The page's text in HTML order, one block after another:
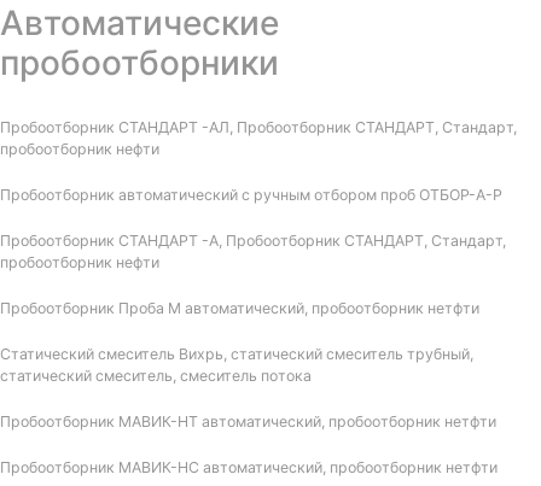
Автоматические
пробоотборники
Пробоотборник СТАНДАРТ -АЛ, Пробоотборник СТАНДАРТ, Стандарт,
пробоотборник нефти
Пробоотборник автоматический с ручным отбором проб ОТБОР-А-Р
Пробоотборник СТАНДАРТ -А, Пробоотборник СТАНДАРТ, Стандарт,
пробоотборник нефти
Пробоотборник Проба М автоматический, пробоотборник нетфти
Статический смеситель Вихрь, статический смеситель трубный,
статический смеситель, смеситель потока
Пробоотборник МАВИК-НТ автоматический, пробоотборник нетфти
Пробоотборник МАВИК-НС автоматический, пробоотборник нетфти